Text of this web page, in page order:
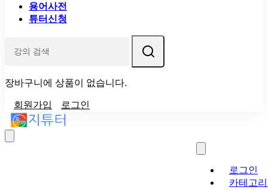
용어사전
튜터신청
장바구니에 상품이 없습니다.
회원가입 로그인
로그인
카테고리